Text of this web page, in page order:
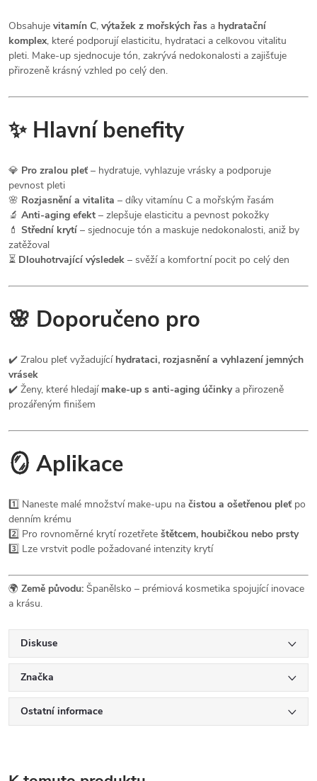
Obsahuje vitamín C, výtažek z mořských řas a hydratační
komplex, které podporují elasticitu, hydrataci a celkovou vitalitu
pleti. Make-up sjednocuje tón, zakrývá nedokonalosti a zajišťuje
přirozeně krásný vzhled po celý den.
✨ Hlavní benefity
💎 Pro zralou pleť – hydratuje, vyhlazuje vrásky a podporuje
pevnost pleti
🌸 Rozjasnění a vitalita – díky vitamínu C a mořským řasám
🔬 Anti-aging efekt – zlepšuje elasticitu a pevnost pokožky
💄 Střední krytí – sjednocuje tón a maskuje nedokonalosti, aniž by
zatěžoval
⏳ Dlouhotrvající výsledek – svěží a komfortní pocit po celý den
🌸 Doporučeno pro
✔️ Zralou pleť vyžadující hydrataci, rozjasnění a vyhlazení jemných
vrásek
✔️ Ženy, které hledají make-up s anti-aging účinkya přirozeně
prozářeným finišem
🪞 Aplikace
1️⃣ Naneste malé množství make-upu na čistou a ošetřenou pleť po
denním krému
2️⃣ Pro rovnoměrné krytí rozetřete štětcem, houbičkou nebo prsty
3️⃣ Lze vrstvit podle požadované intenzity krytí
🌍 Země původu: Španělsko – prémiová kosmetika spojující inovace
a krásu.
Diskuse
Značka
Ostatní informace